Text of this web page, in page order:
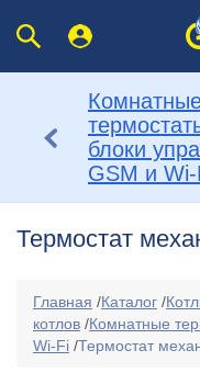
блоки
GSM и Wi-
Термостат
Главная /Каталог /
котлов /Комнатные
Wi-Fi /Термостат